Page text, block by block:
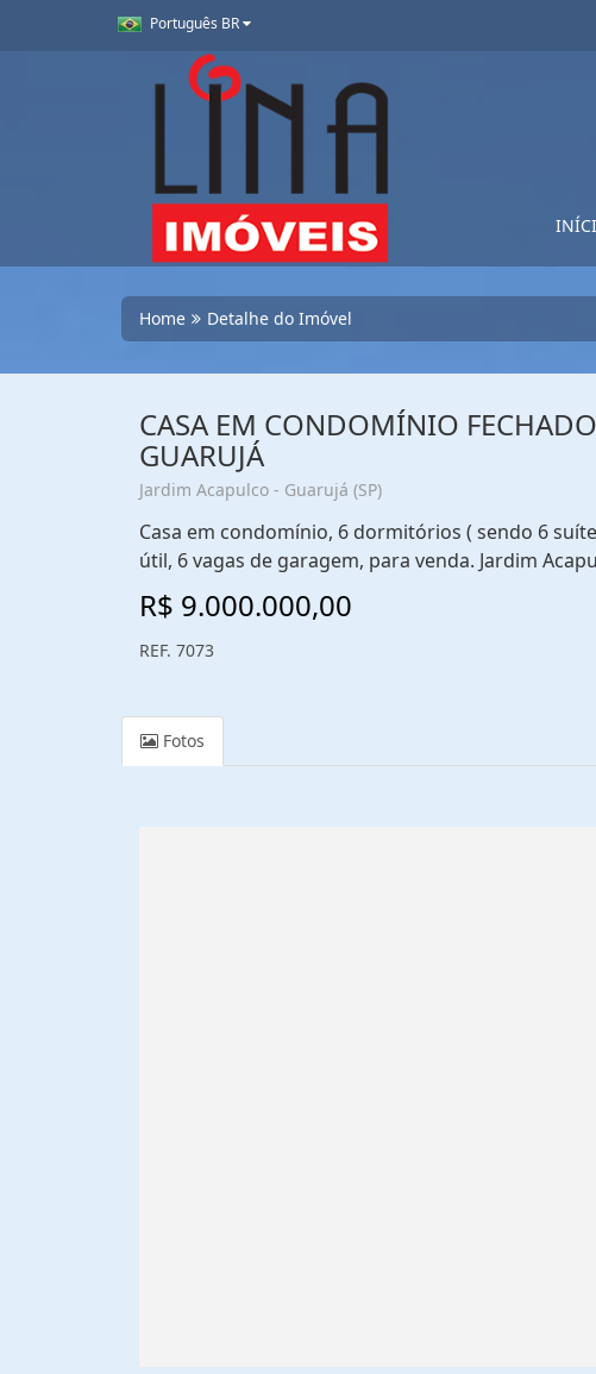
Português BR
Home Detalhe do Imóvel
CASA EM CONDOMÍNIO
GUARUJÁ
Jardim Acapulco - Guarujá (SP)
Casa em condomínio, 6 dormitórios ( sendo 6
útil, 6 vagas de garagem, para venda. Jardim
R$ 9.000.000,00
REF. 7073
Fotos